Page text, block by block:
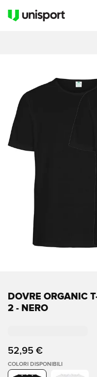
DOVRE ORGANIC
2 - NERO
52,95 €
COLORI DISPONIBILI